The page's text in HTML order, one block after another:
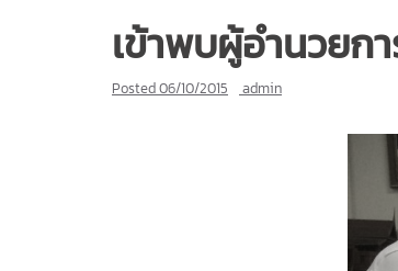
เข้าพบผู้อำนวย
Posted06/10/2015 admin